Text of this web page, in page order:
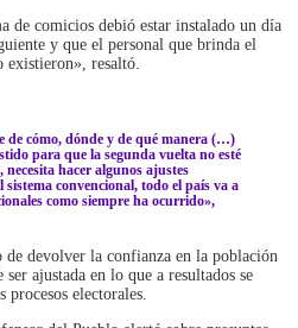
de comicios debió estar instalado un día
y que el personal que brinda el
existieron», resaltó.
de cómo, dónde y de qué manera (…)
para que la segunda vuelta no esté
necesita hacer algunos ajustes
sistema convencional, todo el país va a
como siempre ha ocurrido»,
devolver la confianza en la población
ser ajustada en lo que a resultados se
procesos electorales.